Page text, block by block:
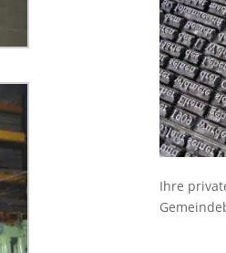
Ihre